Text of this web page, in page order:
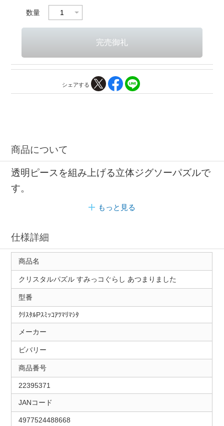
数量
シェアする
商品について
透明ピースを組み上げる立体ジグソーパズルで
す。
もっと見る
仕様詳細
商品名
クリスタルパズル すみっコぐらし あつまりました
型番
ｸﾘｽﾀﾙPｽﾐｯｺｱﾂﾏﾘﾏｼﾀ
メーカー
ビバリー
商品番号
22395371
JANコード
4977524488668